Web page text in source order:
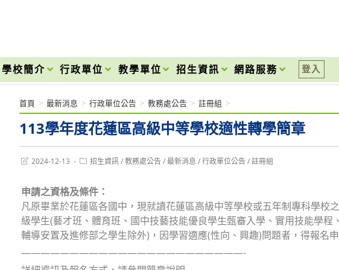
學校簡介 行政單位 教學單位 招生資訊 網路服務 登入
113學年度花蓮區高級中等學校適性轉學簡章
首頁 > 最新消息 > 行政單位公告 > 教務處公告 > 註冊組 >
Post2024-12-13
Post招生資訊 / 教務處公告 / 最新消息 / 行政單位公告 / 註冊組
申請之資格及條件：
凡原畢業於花蓮區各國中，現就讀花蓮區高級中等學校或五年制專科學校
級學生(藝才班、體育班、國中技藝技能優良學生甄審入學、實用技能學程
輔導安置及進修部之學生除外)，因學習適應(性向、興趣)問題者，得報名申
———————————————————————-